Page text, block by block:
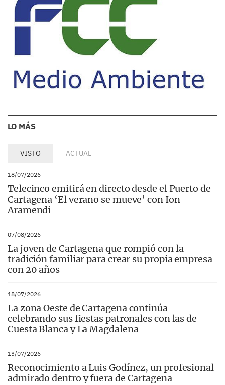
LO MÁS
VISTO ACTUAL
18/07/2026
Telecinco emitirá en directo desde el Puerto de
Cartagena ‘El verano se mueve’ con Ion
Aramendi
07/08/2026
La joven de Cartagena que rompió con la
tradición familiar para crear su propia empresa
con 20 años
18/07/2026
La zona Oeste de Cartagena continúa
celebrando sus fiestas patronales con las de
Cuesta Blanca y La Magdalena
13/07/2026
Reconocimiento a Luis Godínez, un profesional
admirado dentro y fuera de Cartagena